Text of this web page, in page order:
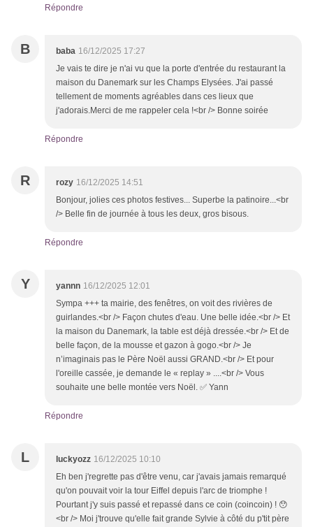
Répondre
B baba 16/12/2025 17:27
Je vais te dire je n'ai vu que la porte d'entrée du restaurant la
maison du Danemark sur les Champs Elysées. J'ai passé
tellement de moments agréables dans ces lieux que
j'adorais.Merci de me rappeler cela !<br /> Bonne soirée
Répondre
R rozy 16/12/2025 14:51
Bonjour, jolies ces photos festives... Superbe la patinoire...<br
/> Belle fin de journée à tous les deux, gros bisous.
Répondre
Y yannn 16/12/2025 12:01
Sympa +++ ta mairie, des fenêtres, on voit des rivières de
guirlandes.<br /> Façon chutes d'eau. Une belle idée.<br /> Et
la maison du Danemark, la table est déjà dressée.<br /> Et de
belle façon, de la mousse et gazon à gogo.<br /> Je
n’imaginais pas le Père Noël aussi GRAND.<br /> Et pour
l'oreille cassée, je demande le « replay » ....<br /> Vous
souhaite une belle montée vers Noël. ✅ Yann
Répondre
L luckyozz 16/12/2025 10:10
Eh ben j'regrette pas d'être venu, car j'avais jamais remarqué
qu'on pouvait voir la tour Eiffel depuis l'arc de triomphe !
Pourtant j'y suis passé et repassé dans ce coin (coincoin) ! 😯
<br /> Moi j'trouve qu'elle fait grande Sylvie à côté du p'tit père